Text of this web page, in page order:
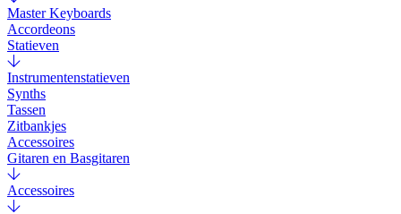
Master Keyboards
Accordeons
Statieven
Instrumentenstatieven
Synths
Tassen
Zitbankjes
Accessoires
Gitaren en Basgitaren
Accessoires